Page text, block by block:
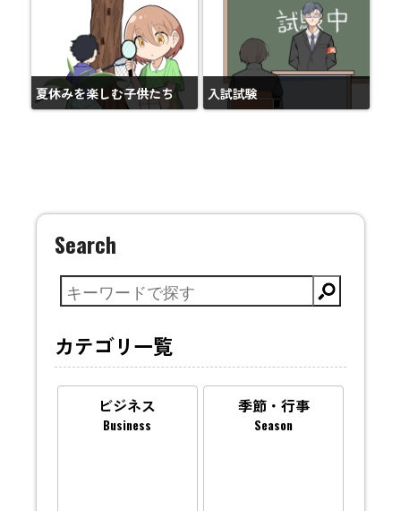
夏休みを楽しむ子供たち 入試試験
Search
カテゴリ一覧
ビジネス
Business
季節・行事
Season